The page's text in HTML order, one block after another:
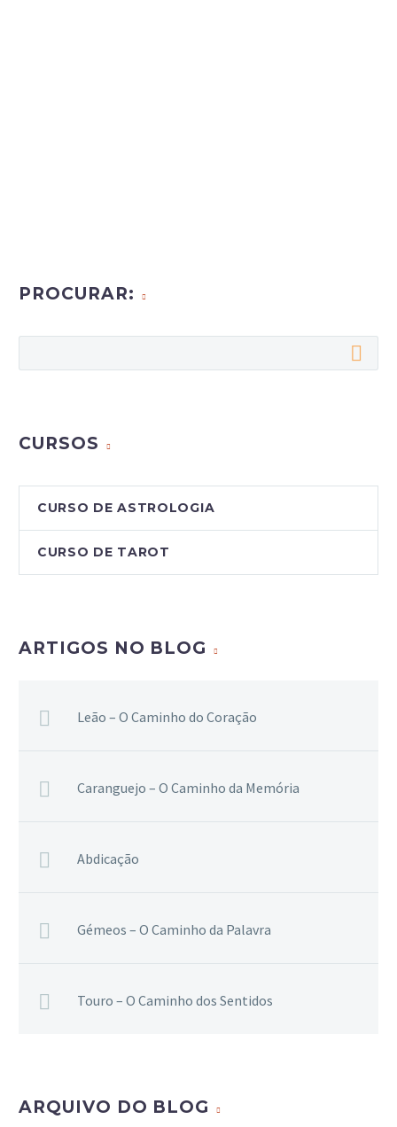
PROCURAR:
CURSOS
CURSO DE ASTROLOGIA
CURSO DE TAROT
ARTIGOS NO BLOG
Leão – O Caminho do Coração
Caranguejo – O Caminho da Memória
Abdicação
Gémeos – O Caminho da Palavra
Touro – O Caminho dos Sentidos
ARQUIVO DO BLOG